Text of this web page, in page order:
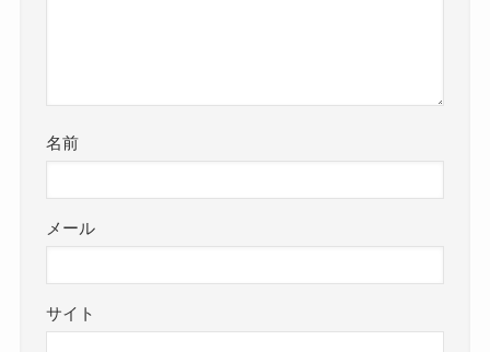
名前
メール
サイト